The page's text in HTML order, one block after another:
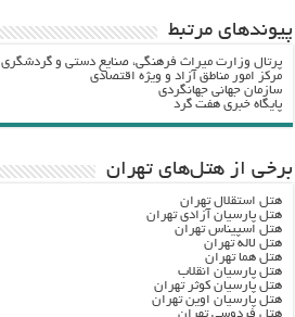
پيوندهاي مرتبط
پرتال وزارت ميراث فرهنگي، صنایع دستی و گردشگري
مرکز امور مناطق آزاد و ویژه اقتصادی
سازمان جهانی جهانگردی
پایگاه خبری هفت گرد
برخی از هتل‌های تهران
هتل استقلال تهران
هتل پارسیان آزادی تهران
هتل اسپیناس تهران
هتل لاله تهران
هتل هما تهران
هتل پارسیان انقلاب
هتل پارسیان کوثر تهران
هتل پارسیان اوین تهران